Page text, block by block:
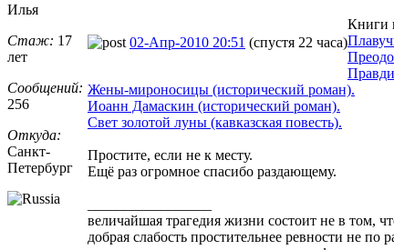
Илья
Стаж: 17
лет
Сообщений:
256
Откуда:
Санкт-
Петерб​ург
02-Апр-2010 20:51 (спустя 22 часа)
Книги
Жены-мироносицы (исторический роман).
Иоанн Дамаскин (исторический роман).
Свет золотой луны (кавказская повесть).
Простите, если не к месту.
Ещё раз огромное спасибо раздающему.
величайшая трагедия жизни состоит не в том,
добрая слабость простительнее ревности не по